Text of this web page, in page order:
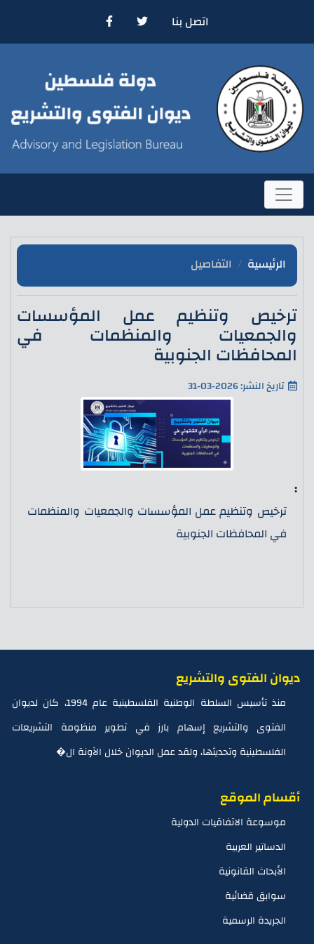
اتصل بنا
الرئيسية التفاصيل
ترخيص وتنظيم عمل المؤسسات
والجمعيات والمنظمات في
المحافظات الجنوبية
تاريخ النشر: 2026-03-31
:
ترخيص وتنظيم عمل المؤسسات والجمعيات والمنظمات
في المحافظات الجنوبية
ديوان الفتوى والتشريع
منذ تأسيس السلطة الوطنية الفلسطينية عام 1994، كان لديوان
الفتوى والتشريع إسهام بارز في تطوير منظومة التشريعات
الفلسطينية وتحديثها، ولقد عمل الديوان خلال الآونة ال�
أقسام الموقع
موسوعة الاتفاقيات الدولية
الدساتير العربية
الأبحاث القانونية
سوابق قضائية
الجريدة الرسمية